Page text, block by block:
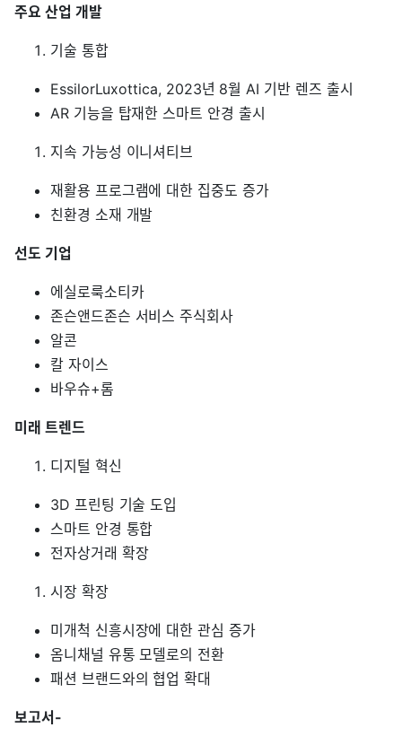
주요 산업 개발
기술 통합
EssilorLuxottica, 2023년 8월 AI 기반 렌즈 출시
AR 기능을 탑재한 스마트 안경 출시
지속 가능성 이니셔티브
재활용 프로그램에 대한 집중도 증가
친환경 소재 개발
선도 기업
에실로룩소티카
존슨앤드존슨 서비스 주식회사
알콘
칼 자이스
바우슈+롬
미래 트렌드
디지털 혁신
3D 프린팅 기술 도입
스마트 안경 통합
전자상거래 확장
시장 확장
미개척 신흥시장에 대한 관심 증가
옴니채널 유통 모델로의 전환
패션 브랜드와의 협업 확대
보고서-